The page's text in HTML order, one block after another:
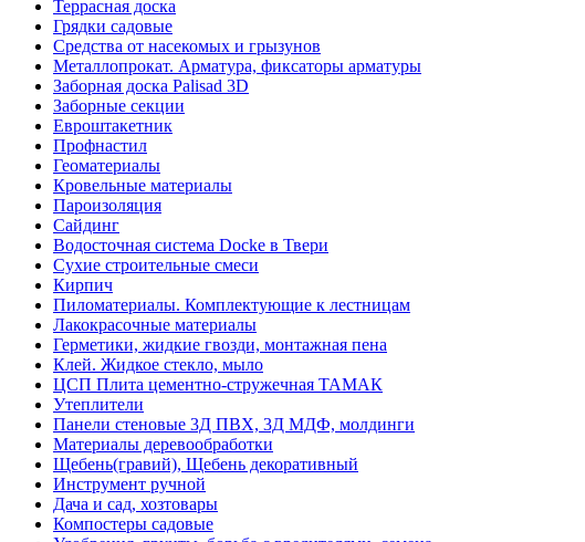
Террасная доска
Грядки садовые
Средства от насекомых и грызунов
Металлопрокат. Арматура, фиксаторы арматуры
Заборная доска Palisad 3D
Заборные секции
Евроштакетник
Профнастил
Геоматериалы
Кровельные материалы
Пароизоляция
Сайдинг
Водосточная система Docke в Твери
Сухие строительные смеси
Кирпич
Пиломатериалы. Комплектующие к лестницам
Лакокрасочные материалы
Герметики, жидкие гвозди, монтажная пена
Клей. Жидкое стекло, мыло
ЦСП Плита цементно-стружечная ТАМАК
Утеплители
Панели стеновые 3Д ПВХ, 3Д МДФ, молдинги
Материалы деревообработки
Щебень(гравий), Щебень декоративный
Инструмент ручной
Дача и сад, хозтовары
Компостеры садовые